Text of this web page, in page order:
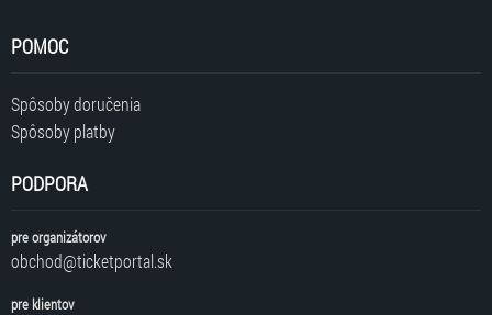
POMOC
Spôsoby doručenia
Spôsoby platby
PODPORA
pre organizátorov
obchod@ticketportal.sk
pre klientov